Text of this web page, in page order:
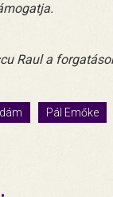
Raul a
Pál Emőke